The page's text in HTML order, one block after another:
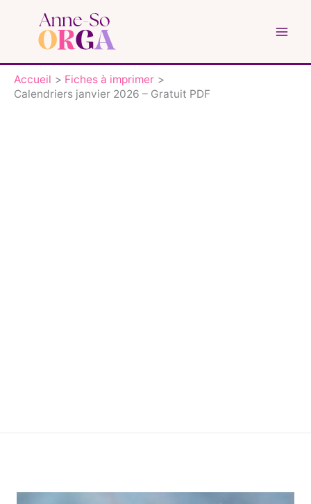
contenu
Accueil
Fiches à imprimer
Calendriers janvier 2026 – Gratuit PDF